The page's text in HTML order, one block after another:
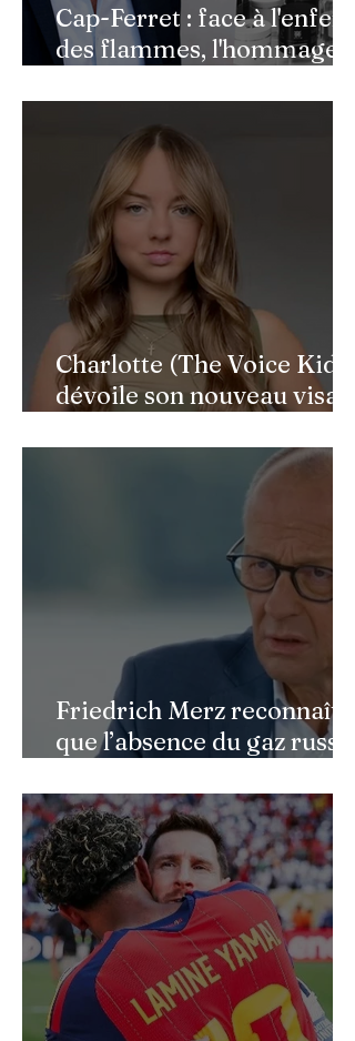
Cap-Ferret : face à l'enfer
des flammes, l'hommage
héros de l'ombre
Charlotte (The Voice Kids)
dévoile son nouveau visage
faciale : une renaissance
bouleversante pour ses 16
Friedrich Merz reconnaît
que l’absence du gaz russe
l’économie allemande